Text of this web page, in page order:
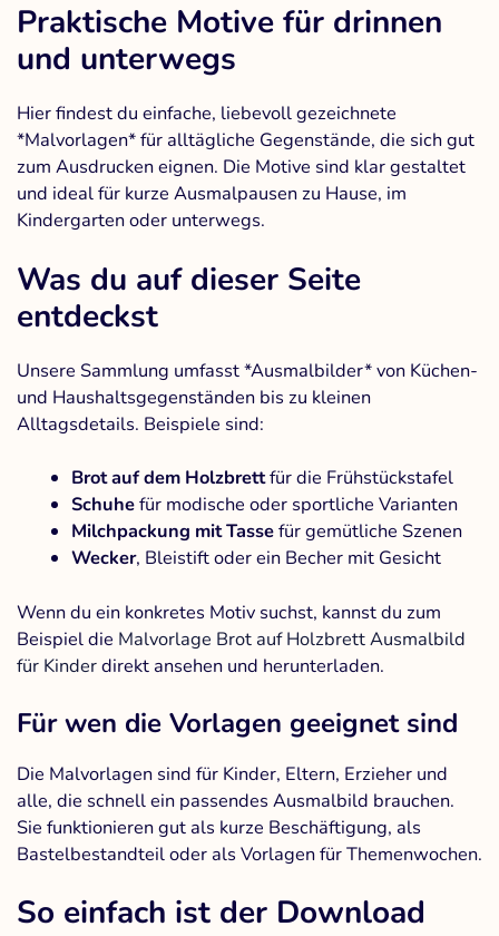
Praktische Motive für drinnen
und unterwegs
Hier findest du einfache, liebevoll gezeichnete
*Malvorlagen* für alltägliche Gegenstände, die sich gut
zum Ausdrucken eignen. Die Motive sind klar gestaltet
und ideal für kurze Ausmalpausen zu Hause, im
Kindergarten oder unterwegs.
Was du auf dieser Seite
entdeckst
Unsere Sammlung umfasst *Ausmalbilder* von Küchen-
und Haushaltsgegenständen bis zu kleinen
Alltagsdetails. Beispiele sind:
Brot auf dem Holzbrettfür die Frühstückstafel
Schuhefür modische oder sportliche Varianten
Milchpackung mit Tassefür gemütliche Szenen
Wecker, Bleistift oder ein Becher mit Gesicht
Wenn du ein konkretes Motiv suchst, kannst du zum
Beispiel die Malvorlage Brot auf Holzbrett Ausmalbild
für Kinderdirekt ansehen und herunterladen.
Für wen die Vorlagen geeignet sind
Die Malvorlagen sind für Kinder, Eltern, Erzieher und
alle, die schnell ein passendes Ausmalbild brauchen.
Sie funktionieren gut als kurze Beschäftigung, als
Bastelbestandteil oder als Vorlagen für Themenwochen.
So einfach ist der Download